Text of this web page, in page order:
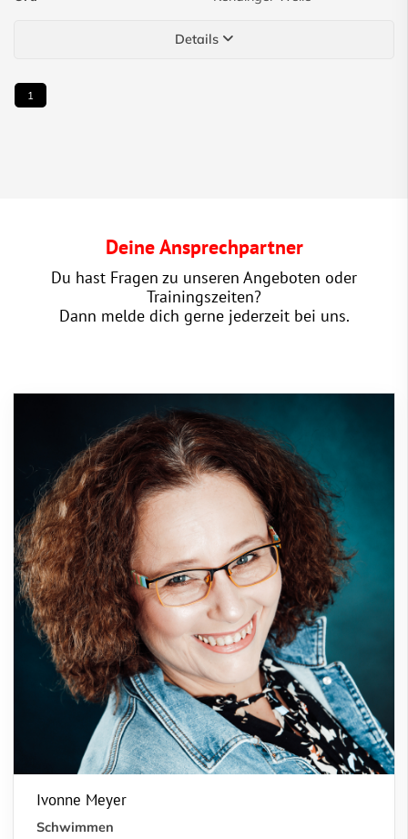
Details
1
Deine Ansprechpartner
Du hast Fragen zu unseren Angeboten oder
Trainingszeiten?
Dann melde dich gerne jederzeit bei uns.
Ivonne Meyer
Schwimmen